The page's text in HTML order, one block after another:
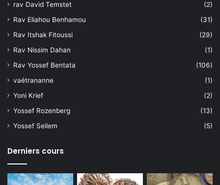
rav David Temstet
(2)
Rav Eliahou Benhamou
(31)
Rav Itshak Fitoussi
(29)
Rav Nissim Dahan
(1)
Rav Yossef Bentata
(106)
vaétrananne
(1)
Yoni Krief
(2)
Yossef Rozenberg
(13)
Yossef Sellem
(5)
Derniers cours